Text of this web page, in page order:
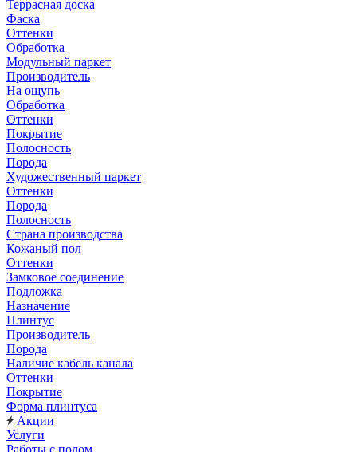
Террасная доска
Фаска
Оттенки
Обработка
Модульный паркет
Производитель
На ощупь
Обработка
Оттенки
Покрытие
Полосность
Порода
Художественный паркет
Оттенки
Порода
Полосность
Страна производства
Кожаный пол
Оттенки
Замковое соединение
Подложка
Назначение
Плинтус
Производитель
Порода
Наличие кабель канала
Оттенки
Покрытие
Форма плинтуса
Акции
Услуги
Работы с полом